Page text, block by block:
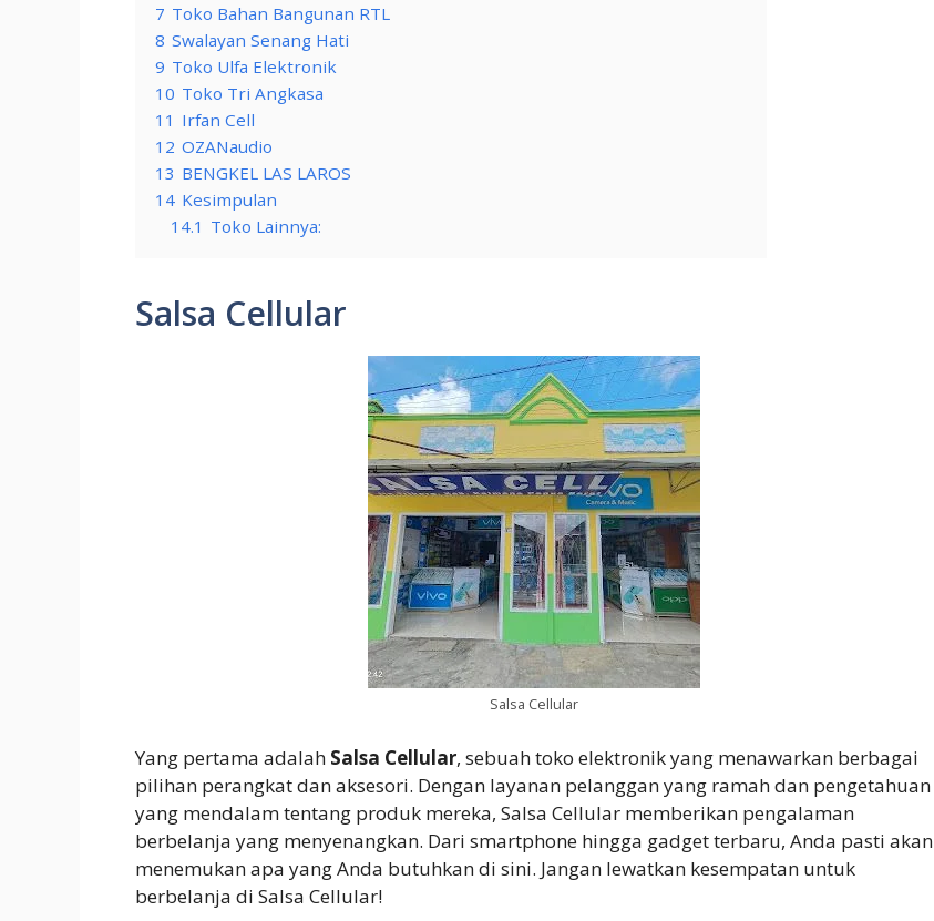
7 Toko Bahan Bangunan RTL
8 Swalayan Senang Hati
9 Toko Ulfa Elektronik
10 Toko Tri Angkasa
11 Irfan Cell
12 OZANaudio
13 BENGKEL LAS LAROS
14 Kesimpulan
14.1 Toko Lainnya:
Salsa Cellular
Salsa Cellular
Yang pertama adalah Salsa Cellular, sebuah toko elektronik yang menawarkan berbagai
pilihan perangkat dan aksesori. Dengan layanan pelanggan yang ramah dan pengetahuan
yang mendalam tentang produk mereka, Salsa Cellular memberikan pengalaman
berbelanja yang menyenangkan. Dari smartphone hingga gadget terbaru, Anda pasti akan
menemukan apa yang Anda butuhkan di sini. Jangan lewatkan kesempatan untuk
berbelanja di Salsa Cellular!